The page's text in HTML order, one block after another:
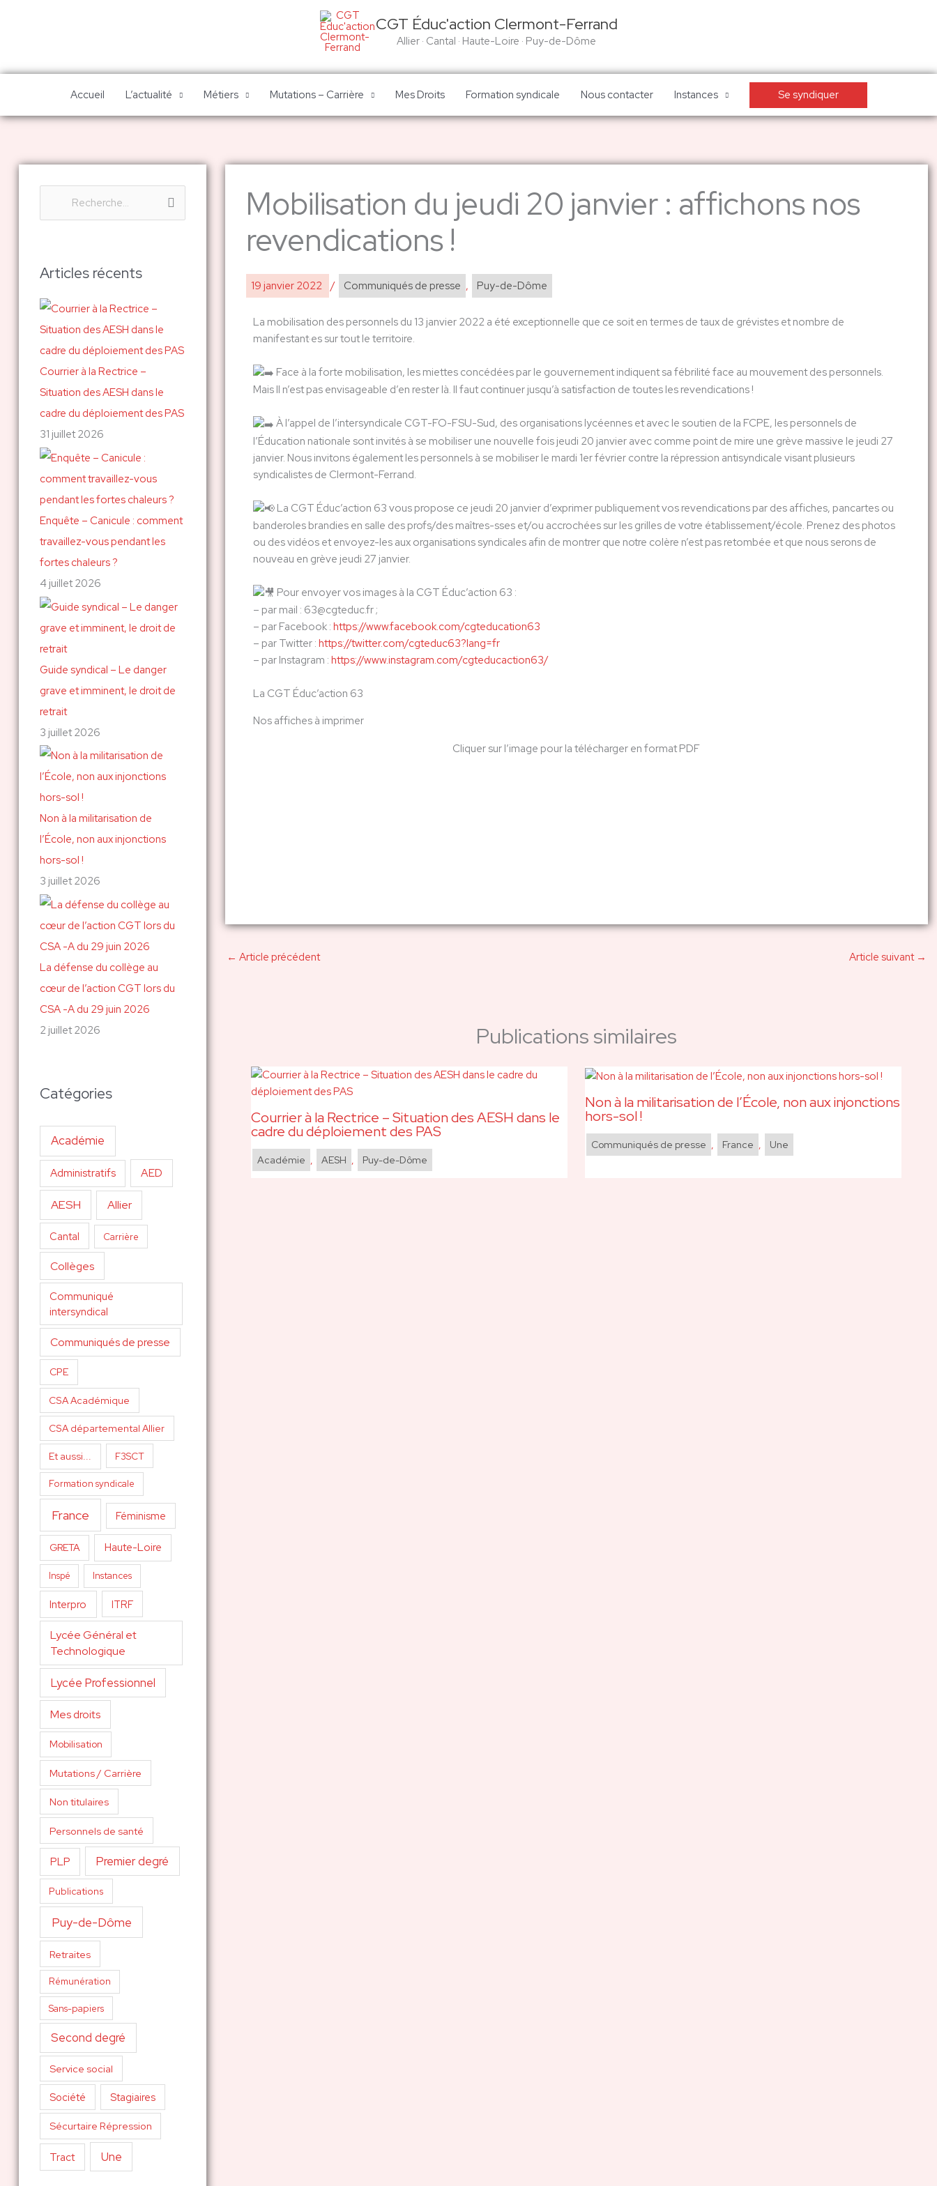
CGT Éduc'action Clermont-Ferrand
Allier · Cantal · Haute-Loire · Puy-de-Dôme
Accueil L’actualité Métiers Mutations – Carrière Mes Droits Formation syndicale Nous contacter Instances Se syndiquer
h
r
c
h
e
r
:
Articles récents
Courrier à la Rectrice –
Situation des AESH dans le
cadre du déploiement des PAS
31 juillet 2026
Enquête – Canicule : comment
travaillez-vous pendant les
fortes chaleurs ?
4 juillet 2026
Guide syndical – Le danger
grave et imminent, le droit de
retrait
3 juillet 2026
Non à la militarisation de
l’École, non aux injonctions
hors-sol !
3 juillet 2026
La défense du collège au
cœur de l’action CGT lors du
CSA -A du 29 juin 2026
2 juillet 2026
Catégories
Académie
Administratifs AED
AESH Allier
Cantal Carrière
Collèges
Communiqué
intersyndical
Communiqués de presse
CPE
CSA Académique
CSA départemental Allier
Et aussi... F3SCT
Formation syndicale
France Féminisme
GRETA Haute-Loire
Inspé Instances
Interpro ITRF
Lycée Général et
Technologique
Lycée Professionnel
Mes droits
Mobilisation
Mutations / Carrière
Non titulaires
Personnels de santé
PLP Premier degré
Publications
Puy-de-Dôme
Retraites
Rémunération
Sans-papiers
Second degré
Service social
Société Stagiaires
Sécurtaire Répression
Tract Une
Mobilisation du jeudi 20 janvier : affichons nos
revendications !
19 janvier 2022 / Communiqués de presse , Puy-de-Dôme
La mobilisation des personnels du 13 janvier 2022 a été exceptionnelle que ce soit en termes de taux de grévistes et nombre de
manifestant·es sur tout le territoire.
Face à la forte mobilisation, les miettes concédées par le gouvernement indiquent sa fébrilité face au mouvement des personnels.
Mais Il n’est pas envisageable d’en rester là. Il faut continuer jusqu’à satisfaction de toutes les revendications !
À l’appel de l’intersyndicale CGT-FO-FSU-Sud, des organisations lycéennes et avec le soutien de la FCPE, les personnels de
l’Éducation nationale sont invités à se mobiliser une nouvelle fois jeudi 20 janvier avec comme point de mire une grève massive le jeudi 27
janvier. Nous invitons également les personnels à se mobiliser le mardi 1er février contre la répression antisyndicale visant plusieurs
syndicalistes de Clermont-Ferrand.
La CGT Éduc’action 63 vous propose ce jeudi 20 janvier d’exprimer publiquement vos revendications par des affiches, pancartes ou
banderoles brandies en salle des profs/des maîtres-sses et/ou accrochées sur les grilles de votre établissement/école. Prenez des photos
ou des vidéos et envoyez-les aux organisations syndicales afin de montrer que notre colère n’est pas retombée et que nous serons de
nouveau en grève jeudi 27 janvier.
Pour envoyer vos images à la CGT Éduc’action 63 :
– par mail : 63@cgteduc.fr ;
– par Facebook : https://www.facebook.com/cgteducation63
– par Twitter : https://twitter.com/cgteduc63?lang=fr
– par Instagram : https://www.instagram.com/cgteducaction63/
La CGT Éduc’action 63
Nos affiches à imprimer
Cliquer sur l’image pour la télécharger en format PDF
← Article précédent Article suivant →
Publications similaires
Courrier à la Rectrice – Situation des AESH dans le
cadre du déploiement des PAS
Académie , AESH , Puy-de-Dôme
Non à la militarisation de l’École, non aux injonctions
hors-sol !
Communiqués de presse , France , Une